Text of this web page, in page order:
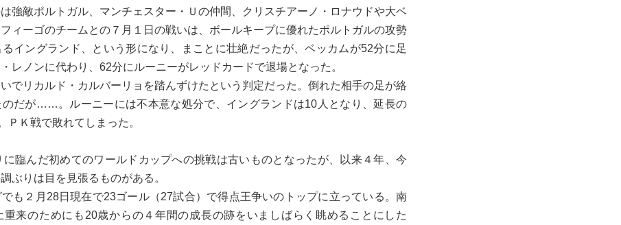
強敵ポルトガル、マンチェスター・Ｕの仲間、クリスチアーノ・ロナウドや大ベ
ィーゴのチームとの７月１日の戦いは、ボールキープに優れたポルトガルの攻勢
イングランド、という形になり、まことに壮絶だったが、ベッカムが52分に足
レノンに代わり、62分にルーニーがレッドカードで退場となった。
でリカルド・カルバーリョを踏んずけたという判定だった。倒れた相手の足が絡
のだが……。ルーニーには不本意な処分で、イングランドは10人となり、延長の
ＰＫ戦で敗れてしまった。
臨んだ初めてのワールドカップへの挑戦は古いものとなったが、以来４年、今
ぶりは目を見張るものがある。
も２月28日現在で23ゴール（27試合）で得点王争いのトップに立っている。南
重来のためにも20歳からの４年間の成長の跡をいましばらく眺めることにした